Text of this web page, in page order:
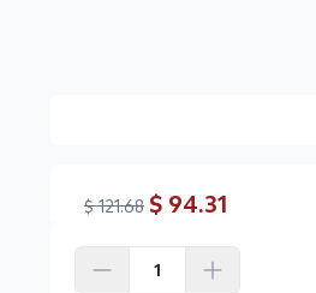
94.31 $
121.68 $